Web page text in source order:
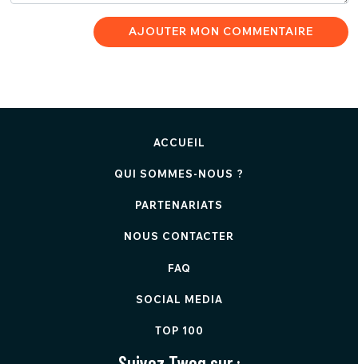
AJOUTER MON COMMENTAIRE
ACCUEIL
QUI SOMMES-NOUS ?
PARTENARIATS
NOUS CONTACTER
FAQ
SOCIAL MEDIA
TOP 100